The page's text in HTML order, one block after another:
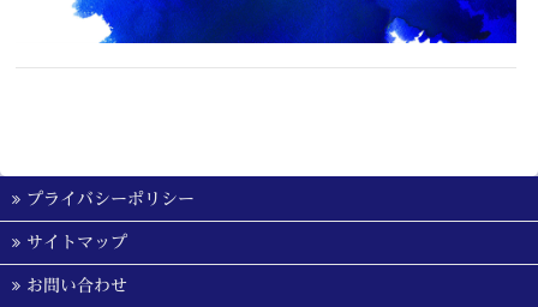
プライバシーポリシー
サイトマップ
お問い合わせ